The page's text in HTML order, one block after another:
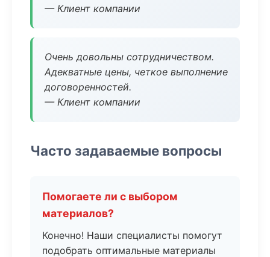
— Клиент компании
Очень довольны сотрудничеством.
Адекватные цены, четкое выполнение
договоренностей.
— Клиент компании
Часто задаваемые вопросы
Помогаете ли с выбором
материалов?
Конечно! Наши специалисты помогут
подобрать оптимальные материалы